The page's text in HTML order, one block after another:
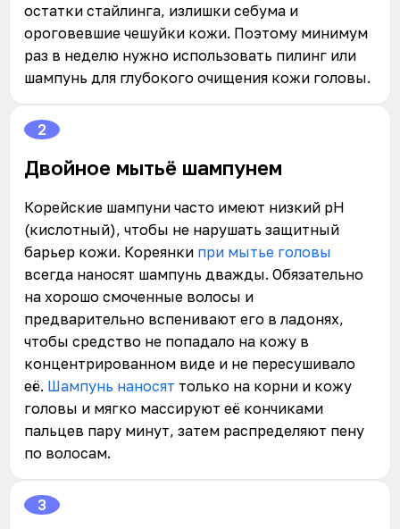
остатки стайлинга, излишки себума и
ороговевшие чешуйки кожи. Поэтому минимум
раз в неделю нужно использовать пилинг или
шампунь для глубокого очищения кожи головы.
2
Двойное мытьё шампунем
Корейские шампуни часто имеют низкий pH
(кислотный), чтобы не нарушать защитный
барьер кожи. Кореянки при мытье головы
всегда наносят шампунь дважды. Обязательно
на хорошо смоченные волосы и
предварительно вспенивают его в ладонях,
чтобы средство не попадало на кожу в
концентрированном виде и не пересушивало
её. Шампунь наносят только на корни и кожу
головы и мягко массируют её кончиками
пальцев пару минут, затем распределяют пену
по волосам.
3